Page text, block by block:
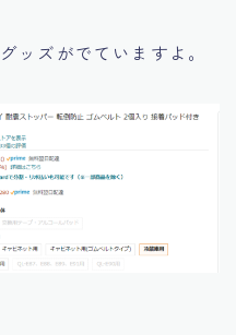
ッズがでていますよ。